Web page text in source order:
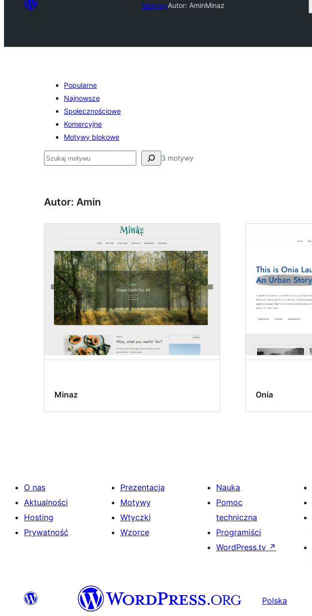
MotywyAutor: AminMinaz
Popularne
Najnowsze
Społecznościowe
Komercyjne
Motywy blokowe
Szukaj 3 motywy
Autor: Amin
Minaz Onia
O nas
Aktualności
Hosting
Prywatność
Prezentacja
Motywy
Wtyczki
Wzorce
Nauka
Pomoc
techniczna
Programiści
WordPress.tv ↗
Polska